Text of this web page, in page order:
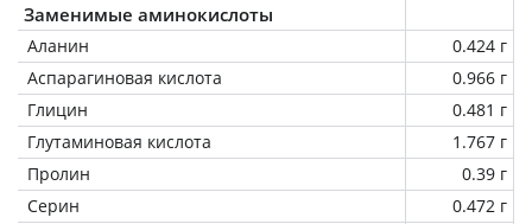
Заменимые аминокислоты
Аланин
0.424 г
Аспарагиновая кислота
0.966 г
Глицин
0.481 г
Глутаминовая кислота
1.767 г
Пролин
0.39 г
Серин
0.472 г